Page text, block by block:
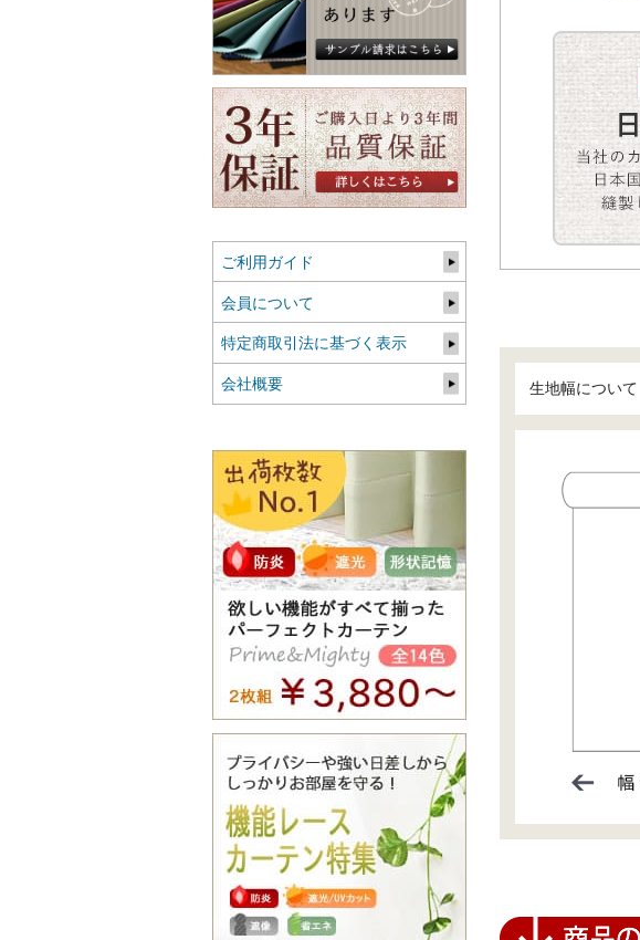
生地幅について
ご利用ガイド
会員について
特定商取引法に基づく表示
会社概要